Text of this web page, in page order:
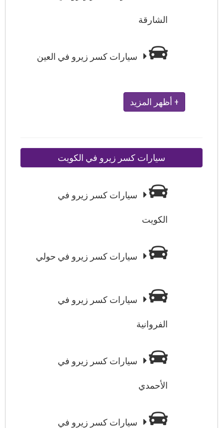
الشارقة
سيارات كسر زيرو في العين
+ أظهر المزيد
سيارات كسر زيرو في الكويت
سيارات كسر زيرو في
الكويت
سيارات كسر زيرو في حولي
سيارات كسر زيرو في
الفروانية
سيارات كسر زيرو في
الأحمدي
سيارات كسر زيرو في